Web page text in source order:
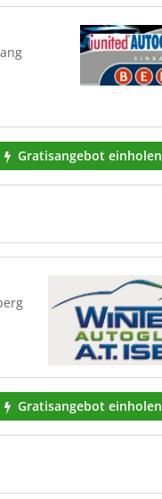
Gratisangebot einholen
Gratisangebot einholen